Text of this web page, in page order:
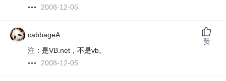
2008-12-05
cabbageA
注：是VB.net，不是vb。
2008-12-05
赞